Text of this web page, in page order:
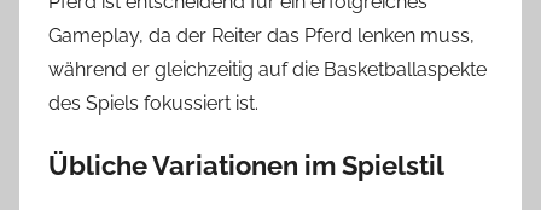
Gameplay, da der Reiter das Pferd lenken muss,
während er gleichzeitig auf die Basketballaspekte
des Spiels fokussiert ist.
Übliche Variationen im Spielstil